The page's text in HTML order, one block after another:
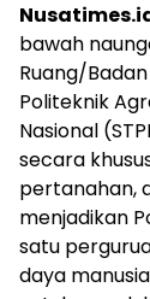
bawah
Ruang/
Politeknik
Nasional
secara
pertanahan,
menjadikan
satu
daya